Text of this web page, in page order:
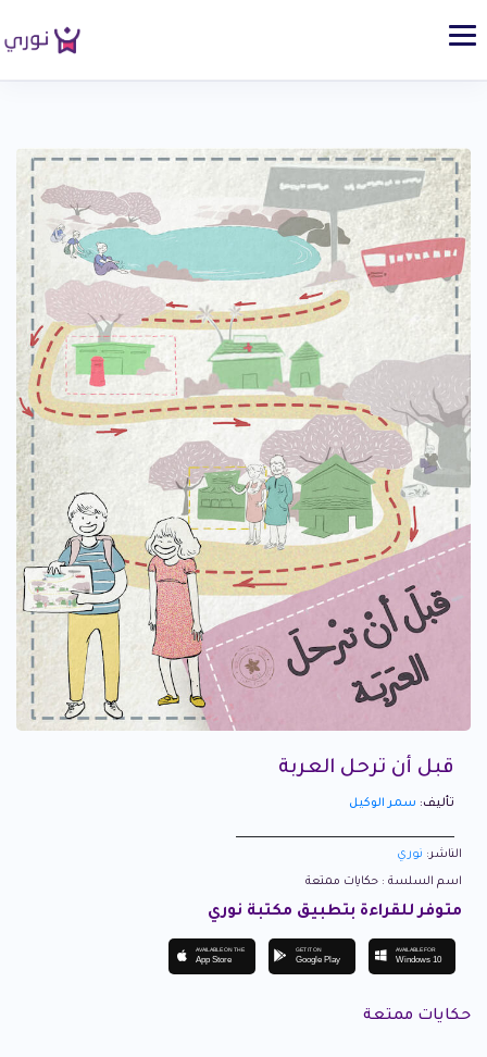
قبل أن ترحل العربة
تأليف: سمر الوكيل
الناشر: نوري
اسم السلسة : حكايات ممتعة
متوفر للقراءة بتطبيق مكتبة نوري
AVAILABLE ON THE
App Store
GET IT ON
Google Play
AVAILABLE FOR
Windows 10
حكايات ممتعة